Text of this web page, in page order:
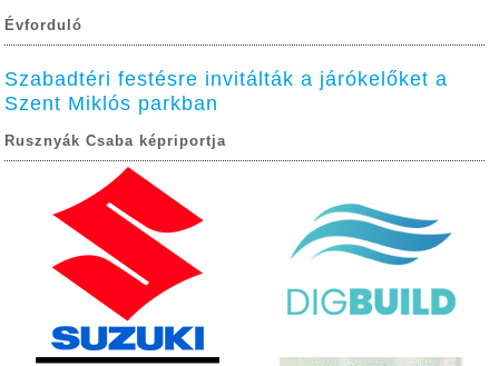
Évforduló
Szabadtéri festésre invitálták a járókelőket a
Szent Miklós parkban
Rusznyák Csaba képriportja